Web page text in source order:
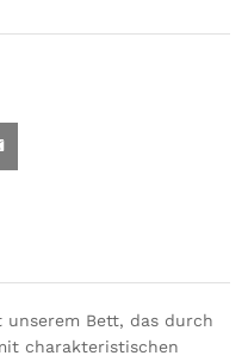
Bett, das durch
charakteristischen